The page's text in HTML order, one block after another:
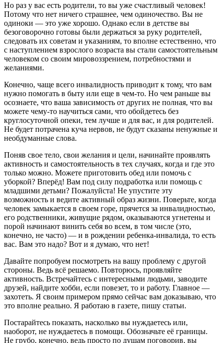
Но раз у вас есть родители, то вы уже счастливый человек!
Потому что нет ничего страшнее, чем одиночество. Вы не
одиноки — это уже хорошо. Однако если в детстве вы
безоговорочно готовы были держаться за руку родителей,
следовать их советам и указаниям, то вполне естественно, что
с наступлением взрослого возраста вы стали самостоятельным
человеком со своим мировоззрением, потребностями и
желаниями.
Конечно, чаще всего инвалидность приводит к тому, что вам
нужно помогать в быту или еще в чем-то. Но чем раньше вы
осознаете, что ваша зависимость от других не полная, что вы
можете чему-то научиться сами, что обойдетесь без
круглосуточной опеки, тем лучше и для вас, и для родителей.
Не будет потрачена куча нервов, не будут сказаны ненужные и
необдуманные слова.
Поняв свое тело, свои желания и цели, начинайте проявлять
активность и самостоятельность в тех случаях, когда и где это
только можно. Можете приготовить обед или помочь с
уборкой? Вперёд! Вам под силу подработка или помощь с
младшими детьми? Пожалуйста! Не упустите эту
возможность и ведите активный образ жизни. Поверьте, когда
человек замыкается в своем горе, прячется за инвалидностью,
его родственники, живущие рядом, оказываются угнетены и
порой начинают винить себя во всем, в том числе (это,
конечно, не часто) — и в рождении ребенка-инвалида, то есть
вас. Вам это надо? Вот и я думаю, что нет!
Давайте попробуем посмотреть на вашу проблему с другой
стороны. Ведь всё решаемо. Повторюсь, проявляйте
активность. Встречайтесь с интересными людьми, заводите
друзей, найдите хобби, если повезет, то и работу. Главное —
захотеть. Я своим примером прямо сейчас вам доказываю, что
это вполне реально. Я работаю в газете, пишу статьи.
Постарайтесь показать, насколько вы нуждаетесь или,
наоборот, не нуждаетесь в помощи. Обозначьте её границы.
Не грубо, конечно, ведь просто по душам поговорив, вы